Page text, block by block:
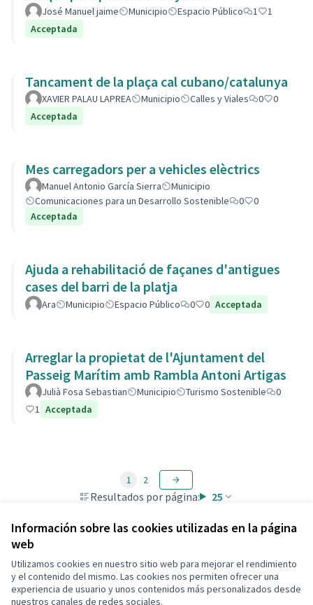
Información sobre las cookies utilizadas en la página
web
Utilizamos cookies en nuestro sitio web para mejorar el rendimiento
y el contenido del mismo. Las cookies nos permiten ofrecer una
experiencia de usuario y unos contenidos más personalizados desde
nuestros canales de redes sociales.
José Manuel jaime Municipio Espacio Público 1
1
Acceptada
Tancament de la plaça cal cubano/catalunya
XAVIER PALAU LAPREA Municipio Calles y Viales 0
0
Acceptada
Mes carregadors per a vehicles elèctrics
Manuel Antonio García Sierra
Municipio
Comunicaciones para un Desarrollo Sostenible
0
0
Acceptada
Ajuda a rehabilitació de façanes d'antigues
cases del barri de la platja
Ara Municipio Espacio Público 0 0 Acceptada
Arreglar la propietat de l'Ajuntament del
Passeig Marítim amb Rambla Antoni Artigas
Julià Fosa Sebastian Municipio Turismo Sostenible
0
1 Acceptada
Resultados por página: 25
1 2
Términos y condiciones de uso
Configuración de cookies
Decidim Calafell en X
Decidim Calafell en Facebook
Decidim Calafell en YouTube
Decidim Calafell en GitHub